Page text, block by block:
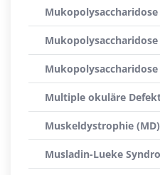
Mukopolysaccharidose
Mukopolysaccharidose
Mukopolysaccharidose
Multiple okuläre
Muskeldystrophie (MD)
Musladin-Lueke